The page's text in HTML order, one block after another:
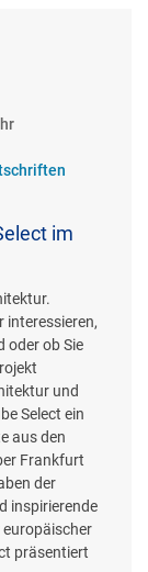
im
interessieren,
oder ob Sie
und
Select ein
aus den
Frankfurt
der
inspirierende
präsentiert